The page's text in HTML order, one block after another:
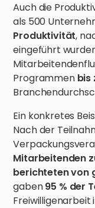
Auch die
als 500
Produktivität,
eingeführt
Programmen bis
Ein konkretes
Nach der
Mitarbeitenden
berichteten von
gaben95 % der